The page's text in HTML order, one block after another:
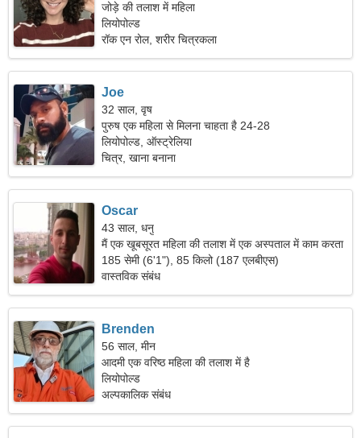
जोड़े की तलाश में महिला
लियोपोल्ड
रॉक एन रोल, शरीर चित्रकला
Joe
32 साल, वृष
पुरुष एक महिला से मिलना चाहता है 24-28
लियोपोल्ड, ऑस्ट्रेलिया
चित्र, खाना बनाना
Oscar
43 साल, धनु
मैं एक खूबसूरत महिला की तलाश में एक अस्पताल में काम करता
हूं।
185 सेमी (6'1"), 85 किलो (187 एलबीएस)
वास्तविक संबंध
Brenden
56 साल, मीन
आदमी एक वरिष्ठ महिला की तलाश में है
लियोपोल्ड
अल्पकालिक संबंध